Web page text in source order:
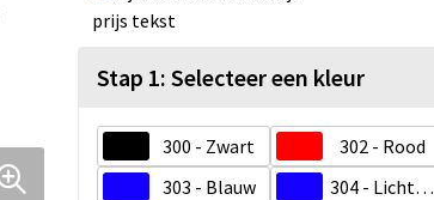
Stap 1: Selecteer een kleur
300 - Zwart
302 - Rood
303 - Blauw
304 - Licht blauw